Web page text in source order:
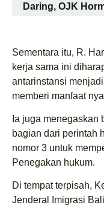
Daring, OJK
Sementara itu, R.
kerja sama ini
antarinstansi
memberi manfaat
Ia juga menegaskan
bagian dari perintah
nomor 3 untuk
Penegakan hukum.
Di tempat terpisah,
Jenderal Imigrasi